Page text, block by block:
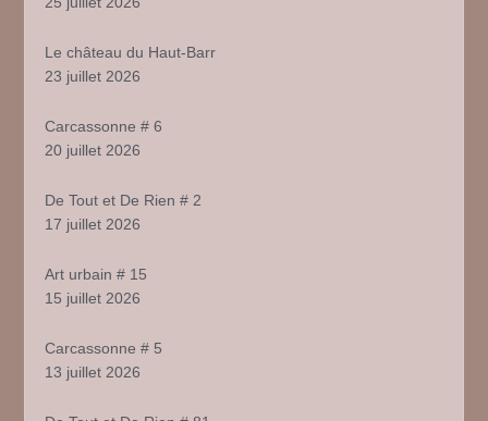
Le château du Haut-Barr
23 juillet 2026
Carcassonne # 6
20 juillet 2026
De Tout et De Rien # 2
17 juillet 2026
Art urbain # 15
15 juillet 2026
Carcassonne # 5
13 juillet 2026